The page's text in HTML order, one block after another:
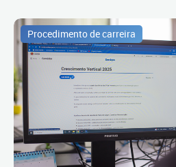
Procedimento de carreira